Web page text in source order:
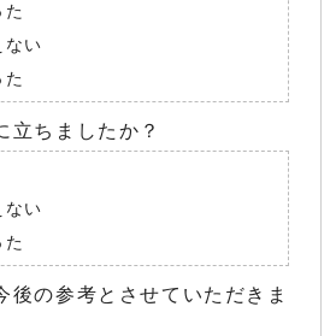
た
ない
た
立ちましたか？
ない
た
後の参考とさせていただきま